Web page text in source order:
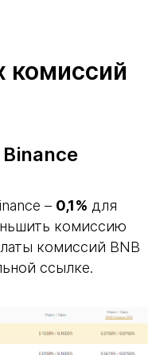
комиссий
– 0,1% для
комиссию
комиссий BNB
ссылке.